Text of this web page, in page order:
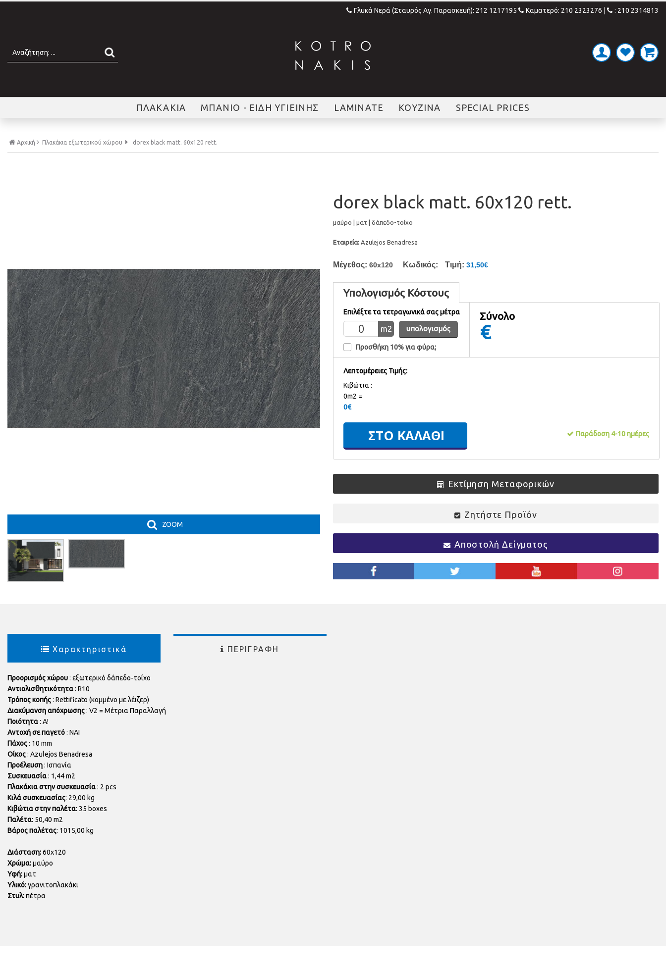
Γλυκά Νερά (Σταυρός Αγ. Παρασκευή): 212 1217195 Καματερό: 210 2323276 : 210 2314813
ΠΛΑΚΑΚΙΑ ΜΠΑΝΙΟ - ΕΙΔΗ ΥΓΙΕΙΝΗΣ LAMINATE ΚΟΥΖΙΝΑ SPECIAL PRICES
Αρχική Πλακάκια εξωτερικού χώρου dorex black matt. 60x120 rett.
ZOOM
dorex black matt. 60x120 rett.
μαύρο | ματ | δάπεδο-τοίχο
Εταιρεία: Azulejos Benadresa
Μέγεθος: 60x120 Κωδικός: Τιμή: 31,50€
Υπολογισμός Κόστους
Επιλέξτε τα τετραγωνικά σας μέτρα
m2 υπολογισμός
Προσθήκη 10% για φύρα;
Σύνολο
€
Λεπτομέρειες Τιμής:
Kιβώτια :
0m2 =
0€
Παράδοση 4-10 ημέρες
Εκτίμηση Μεταφορικών
Ζητήστε Προϊόν
Αποστολή Δείγματος
Χαρακτηριστικά ΠΕΡΙΓΡΑΦΗ
Προορισμός χώρου: εξωτερικό δάπεδο-τοίχο
Αντιολισθητικότητα: R10
Τρόπος κοπής: Rettificato (κομμένο με λέιζερ)
Διακύμανση απόχρωσης: V2 = Μέτρια Παραλλαγή
Ποιότητα: Α!
Αντοχή σε παγετό: ΝΑΙ
Πάχος: 10 mm
Οίκος: Azulejos Benadresa
Προέλευση: Ισπανία
Συσκευασία: 1,44 m2
Πλακάκια στην συσκευασία: 2 pcs
Κιλά συσκευασίας: 29,00 kg
Κιβώτια στην παλέτα: 35 boxes
Παλέτα: 50,40 m2
Βάρος παλέτας: 1015,00 kg
Διάσταση:60x120
Χρώμα:μαύρο
Υφή:ματ
Υλικό:γρανιτοπλακάκι
Στυλ:πέτρα